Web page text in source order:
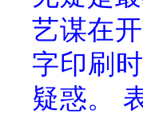
艺谋在
字印刷
疑惑。